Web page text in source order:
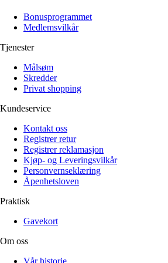
Klær
Reise
Informasjon
Tilbehør
Lukk
Alle artikler
Klær
Reise
Informasjon
Tilbehør
Målsøm
Lukk
Bonusprogrammet
Medlemsvilkår
Tjenester
Målsøm
Skredder
Privat shopping
Kundeservice
Kontakt oss
Registrer retur
Registrer reklamasjon
Kjøp- og Leveringsvilkår
Personvernseklæring
Åpenhetsloven
Praktisk
Gavekort
Om oss
Vår historie